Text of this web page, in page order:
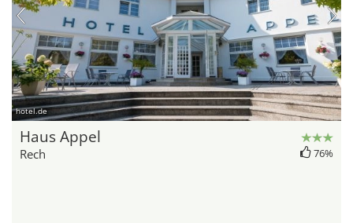
hotel.de
Haus Appel
Rech 76%